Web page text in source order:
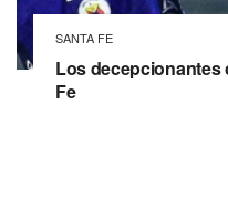
SANTA FE
Los decepcionantes
Fe